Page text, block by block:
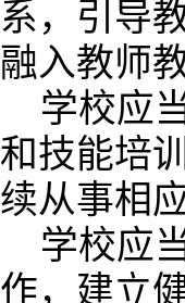
系，引导
融入教师
学校应
和技能培
续从事相
学校应
作，建立